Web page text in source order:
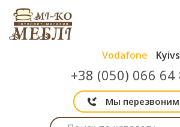
Vodafone
+38 (050) 066 64
Мы перезвоним